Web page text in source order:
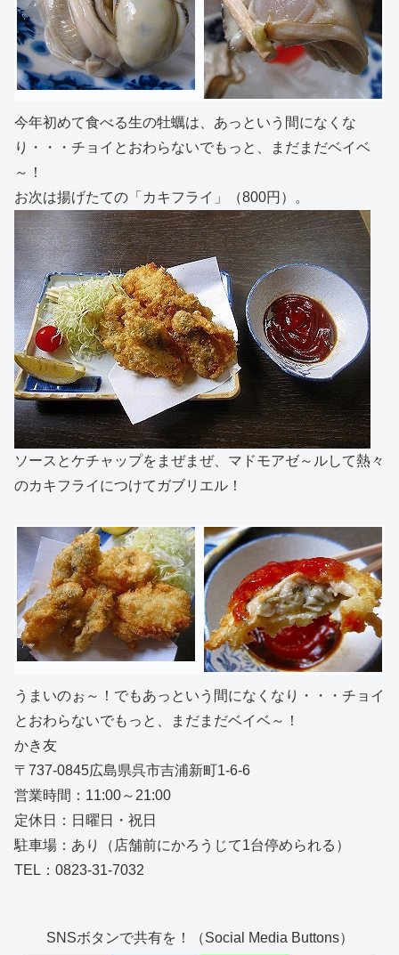
今年初めて食べる生の牡蠣は、あっという間になくな
り・・・チョイとおわらないでもっと、まだまだベイベ
～！
お次は揚げたての「カキフライ」（800円）。
ソースとケチャップをまぜまぜ、マドモアゼ～ルして熱々
のカキフライにつけてガブリエル！
うまいのぉ～！でもあっという間になくなり・・・チョイ
とおわらないでもっと、まだまだベイベ～！
かき友
〒737-0845広島県呉市吉浦新町1-6-6
営業時間：11:00～21:00
定休日：日曜日・祝日
駐車場：あり（店舗前にかろうじて1台停められる）
TEL：0823-31-7032
SNSボタンで共有を！（Social Media Buttons）